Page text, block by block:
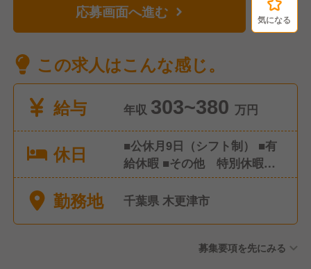
応募画面へ進む 気になる
この求人はこんな感じ。
給与
年収 303~380 万円
休日
■公休月9日（シフト制） ■有
給休暇 ■その他 特別休暇な
ど ※年間休日107日
勤務地 千葉県 木更津市
募集要項を先にみる
気になる